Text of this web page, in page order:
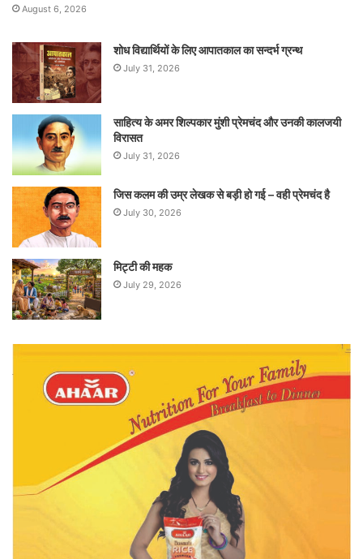
August 6, 2026
शोध विद्यार्थियों के लिए आपातकाल का सन्दर्भ ग्रन्थ
July 31, 2026
साहित्य के अमर शिल्पकार मुंशी प्रेमचंद और उनकी कालजयी
विरासत
July 31, 2026
जिस कलम की उम्र लेखक से बड़ी हो गई – वही प्रेमचंद है
July 30, 2026
मिट्टी की महक
July 29, 2026